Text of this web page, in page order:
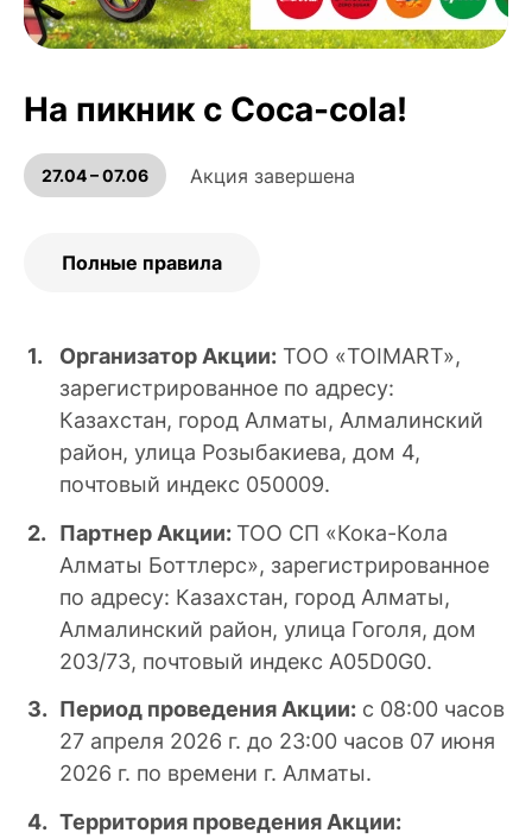
На пикник с Coca-cola!
27.04 – 07.06 Акция завершена
Полные правила
Организатор Акции: ТОО «TOIMART»,
зарегистрированное по адресу:
Казахстан, город Алматы, Алмалинский
район, улица Розыбакиева, дом 4,
почтовый индекс 050009.
Партнер Акции: ТОО СП «Кока-Кола
Алматы Боттлерс», зарегистрированное
по адресу: Казахстан, город Алматы,
Алмалинский район, улица Гоголя, дом
203/73, почтовый индекс A05D0G0.
Период проведения Акции: с 08:00 часов
27 апреля 2026 г. до 23:00 часов 07 июня
2026 г. по времени г. Алматы.
Территория проведения Акции: